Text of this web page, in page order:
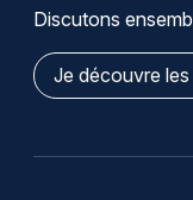
Discutons
Je découvre